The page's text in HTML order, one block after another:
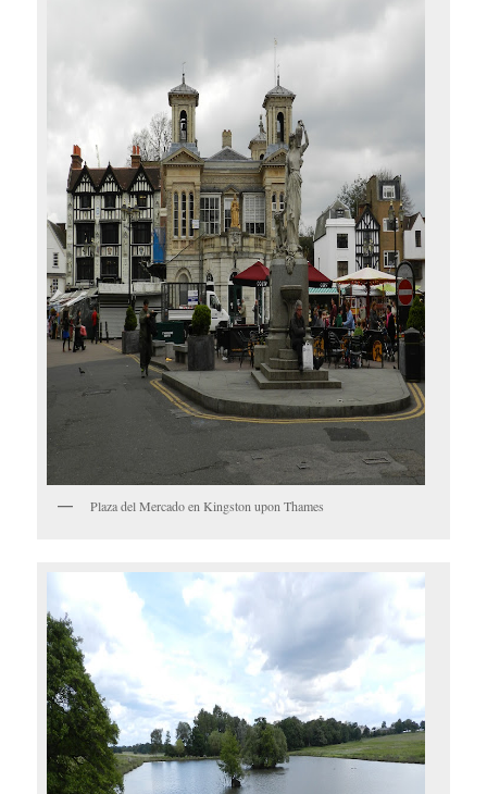
Plaza del Mercado en Kingston upon Thames